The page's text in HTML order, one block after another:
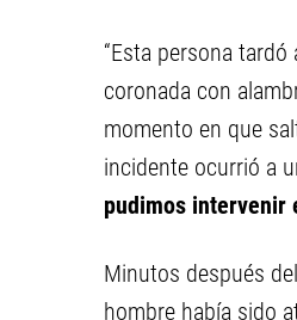
“Esta persona
coronada con
momento en que
incidente ocurrió a
pudimos intervenir
Minutos después
hombre había sido